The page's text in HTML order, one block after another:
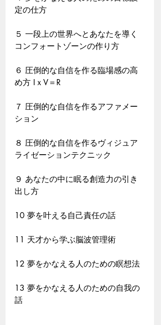
定の仕方
５ 一段上の世界へとあなたを導く
コンフォートゾーンの作り方
６ 圧倒的な自信を作る臨場感の高
め方 IｘV＝R
７ 圧倒的な自信を作るアファメー
ション
８ 圧倒的な自信を作るヴィジュア
ライゼーションテクニック
９ あなたの中に眠る創造力の引き
出し方
10 夢を叶える自己責任の話
11 天才から学ぶ脳波管理術
12 夢をかなえる人のための瞑想法
13 夢をかなえる人のための自我の
話